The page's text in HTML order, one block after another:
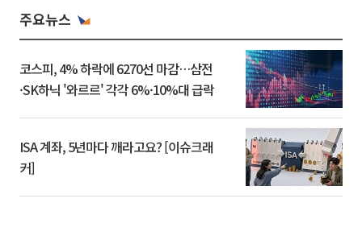
주요뉴스
코스피, 4% 하락에 6270선 마감…삼전
·SK하닉 '와르르' 각각 6%·10%대 급락
ISA 계좌, 5년마다 깨라고요? [이슈크래
커]